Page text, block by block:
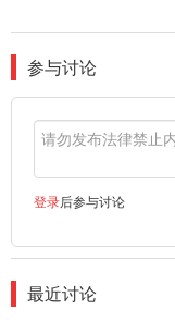
参与讨论
登录后参与讨论
最近讨论